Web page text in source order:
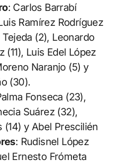
: Carlos Barrabí
Ramírez Rodríguez
(2), Leonardo
(11), Luis Edel López
Naranjo (5) y
(30).
Fonseca (23),
Suárez (32),
(14) y Abel Prescilién
: Rudisnel López
Ernesto Frómeta